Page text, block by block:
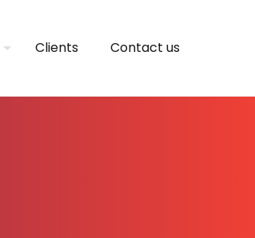
Clients Contact us